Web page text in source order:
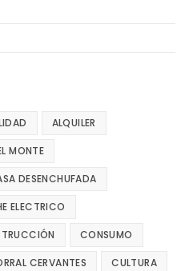
ALQUILER
MONTE
DESENCHUFADA
ELECTRICO
CONSUMO
CERVANTES CULTURA